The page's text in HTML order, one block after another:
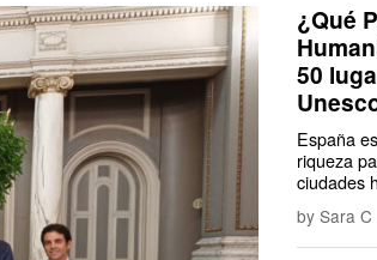
¿Qué
50
España
riqueza
ciudades
bySara C